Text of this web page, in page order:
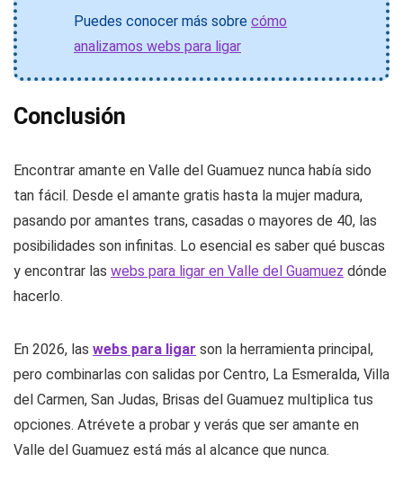
Puedes conocer más sobre cómo
analizamos webs para ligar
Conclusión
Encontrar amante en Valle del Guamuez nunca había sido
tan fácil. Desde el amante gratis hasta la mujer madura,
pasando por amantes trans, casadas o mayores de 40, las
posibilidades son infinitas. Lo esencial es saber qué buscas
y encontrar las webs para ligar en Valle del Guamuez dónde
hacerlo.
En 2026, las webs para ligar son la herramienta principal,
pero combinarlas con salidas por Centro, La Esmeralda, Villa
del Carmen, San Judas, Brisas del Guamuez multiplica tus
opciones. Atrévete a probar y verás que ser amante en
Valle del Guamuez está más al alcance que nunca.